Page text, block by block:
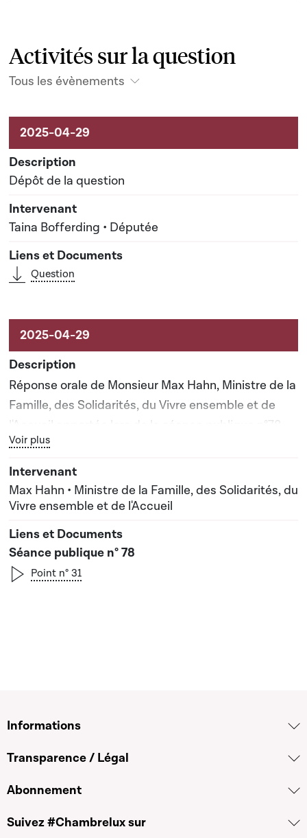
Activités sur la question
Tous les évènements
Activités liées au dossier
Dépôt de la question
Taina Bofferding • Députée
Question
Réponse orale de Monsieur Max Hahn, Ministre de la
Famille, des Solidarités, du Vivre ensemble et de
l'Accueil apportée lors de la séance publique n°78
Bouton graphique servant à afficher ou cacher tous les
Voir plus
Max Hahn • Ministre de la Famille, des Solidarités, du
Vivre ensemble et de l'Accueil
Séance publique n° 78
Point n° 31
Informations
Transparence / Légal
Abonnement
Suivez #Chambrelux sur